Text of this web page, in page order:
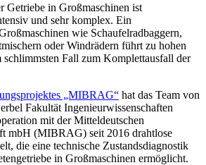
Getriebe in Großmaschinen ist
und sehr komplex. Ein
wie Schaufelradbaggern,
oder Windrädern führt zu hohen
schlimmsten Fall zum Komplettausfall der
„MIBRAG“ hat das Team von
Fakultät Ingenieurwissenschaften
mit der Mitteldeutschen
mbH (MIBRAG) seit 2016 drahtlose
die eine technische Zustandsdiagnostik
in Großmaschinen ermöglicht.